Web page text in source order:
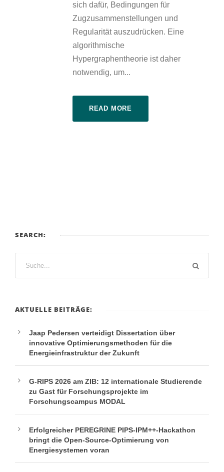
sich dafür, Bedingungen für
Zugzusammenstellungen und
Regularität auszudrücken. Eine
algorithmische
Hypergraphentheorie ist daher
notwendig, um...
READ MORE
SEARCH:
AKTUELLE BEITRÄGE:
Jaap Pedersen verteidigt Dissertation über
innovative Optimierungsmethoden für die
Energieinfrastruktur der Zukunft
G-RIPS 2026 am ZIB: 12 internationale Studierende
zu Gast für Forschungsprojekte im
Forschungscampus MODAL
Erfolgreicher PEREGRINE PIPS-IPM++-Hackathon
bringt die Open-Source-Optimierung von
Energiesystemen voran